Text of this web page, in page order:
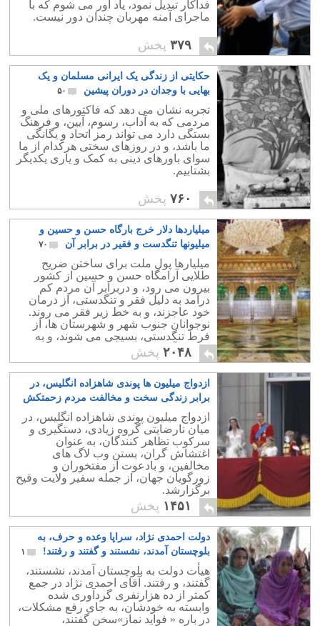
فداکار تبدیل نمود، یاد آور می شوم که با
ماجرای آمنه مهربان چندان دور نیست.
۳۷۹ پخش
حکایتی از زندگی یک ایرانی مسلمان و یک
بهایی با وجدان در دوران پیشین
۵۰
تجربه نشان می دهد که فاکتورهای ملی و
مردمی که به آداب، رسوم، آیین، و فرهنگ
بستگی دارد می تواند رمز اتحاد و یگانگی
ما باشد، و در روزهای سختی هرکدام از ما
سوای باورهای دینی به کمک و یاری یکدیگر
بشتابیم.
۷۶۰ پخش
میلیاردها دلار خرج بارگاه حسن و حسین و
میلیونها تنگدست و فقیر در برابر آن
۷۰
میلیارها پول ملت برای ساختن ضریح
طلایی آرامگاه حسن و حسین از کشور
بیرون می رود، و دربرابر آن مردم کم
درآمد به دلیل فقر و تنگدستی، از درمان
خود عاجزند، و به خط زیر فقر می روند.
نوجوانان جنوب شهر و شهرستان ها، از
فرط تنگدستی، بسیجی می شوند، و به
اذیت و آزار برادران و خواهران خود می
پردازند.
۲۰۴۸ پخش
ازدواج میلیون ها پوندی شاهزاده انگلیس، در
برابر زندگی سخت و مخالفت مردم زحمتکش
۷
ازدواج میلیون پوندی شاهزاده انگلیس، در
میان نارضایتی گروه زیادی، دستگیری و
سرکوب تظاهر کنندگان، به عنوان
اغتشاش گران، بستن وب لاگ های
مخالفین، و بادعوت از مفتخوران و
زورگویان جهان، از جمله سفیر ولایت وقیح
برگزارشد.
۱۴۵۱ پخش
دولت احمدی نژاد، سراپا وعده و حرف، به
بلوچستان آمدند، نشستند و گفتند و رفتند!
۱
هیأت دولت به بلوچستان آمدند، نشستند،
گفتند، و رفتند. آقای احمدی نژاد در جمع
کمتر از ده هزارنفری گردآوری شده
وابسته به خودشان، به جای رفع مشکلات،
در باره « فواید نماز»سخن گفتند،